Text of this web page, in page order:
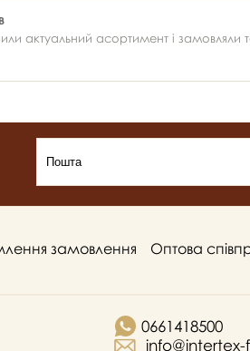
асортимент і замовляли
замовлення Оптова
0661418500